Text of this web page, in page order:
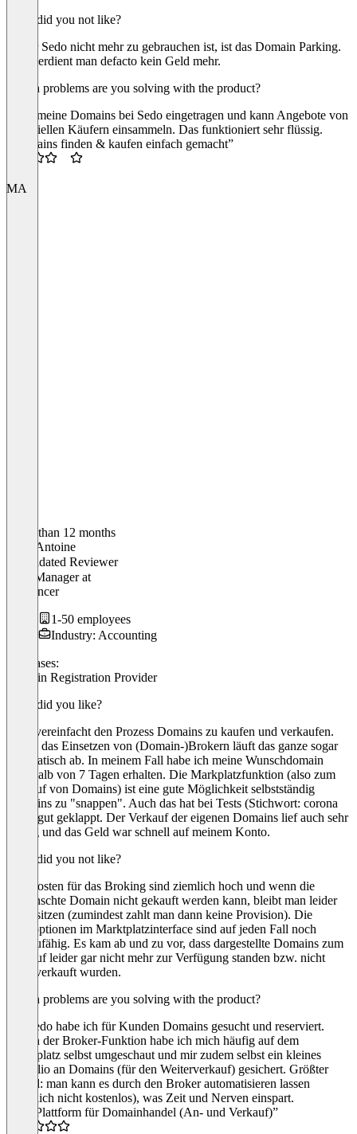
What did you not like?
Wofür Sedo nicht mehr zu gebrauchen ist, ist das Domain Parking.
Hier verdient man defacto kein Geld mehr.
Which problems are you solving with the product?
Habe meine Domains bei Sedo eingetragen und kann Angebote von
potentiellen Käufern einsammeln. Das funktioniert sehr flüssig.
“Domains finden & kaufen einfach gemacht”
MA
Older than 12 months
Marc Antoine
Validated Reviewer
SEO Managerat
Freelancer
1-50 employees
Industry: Accounting
Use cases:
Domain Registration Provider
What did you like?
Sedo vereinfacht den Prozess Domains zu kaufen und verkaufen.
Durch das Einsetzen von (Domain-)Brokern läuft das ganze sogar
automatisch ab. In meinem Fall habe ich meine Wunschdomain
innerhalb von 7 Tagen erhalten. Die Markplatzfunktion (also zum
Verkauf von Domains) ist eine gute Möglichkeit selbstständig
Domains zu "snappen". Auch das hat bei Tests (Stichwort: corona
Sites) gut geklappt. Der Verkauf der eigenen Domains lief auch sehr
flüssig und das Geld war schnell auf meinem Konto.
What did you not like?
Die Kosten für das Broking sind ziemlich hoch und wenn die
gewünschte Domain nicht gekauft werden kann, bleibt man leider
drauf sitzen (zumindest zahlt man dann keine Provision). Die
Filteroptionen im Marktplatzinterface sind auf jeden Fall noch
ausbaufähig. Es kam ab und zu vor, dass dargestellte Domains zum
Verkauf leider gar nicht mehr zur Verfügung standen bzw. nicht
mehr verkauft wurden.
Which problems are you solving with the product?
Mit Sedo habe ich für Kunden Domains gesucht und reserviert.
Neben der Broker-Funktion habe ich mich häufig auf dem
Marktplatz selbst umgeschaut und mir zudem selbst ein kleines
Portfolio an Domains (für den Weiterverkauf) gesichert. Größter
Vorteil: man kann es durch den Broker automatisieren lassen
(natürlich nicht kostenlos), was Zeit und Nerven einspart.
“Top Plattform für Domainhandel (An- und Verkauf)”